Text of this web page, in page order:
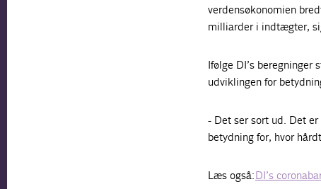
verdensøkonomien
milliarder i indtægter,
Ifølge DI’s
udviklingen for
- Det ser sort ud. Det
betydning for, hvor
Læs også:DI’s